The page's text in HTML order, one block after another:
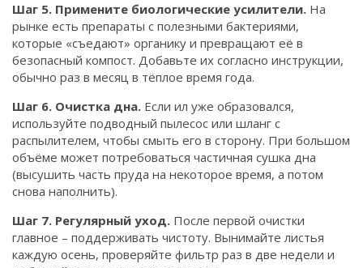
Шаг 5. Примените биологические усилители. На
рынке есть препараты с полезными бактериями,
которые «съедают» органику и превращают её в
безопасный компост. Добавьте их согласно инструкции,
обычно раз в месяц в тёплое время года.
Шаг 6. Очистка дна. Если ил уже образовался,
используйте подводный пылесос или шланг с
распылителем, чтобы смыть его в сторону. При большом
объёме может потребоваться частичная сушка дна
(высушить часть пруда на некоторое время, а потом
снова наполнить).
Шаг 7. Регулярный уход. После первой очистки
главное – поддерживать чистоту. Вынимайте листья
каждую осень, проверяйте фильтр раз в две недели и